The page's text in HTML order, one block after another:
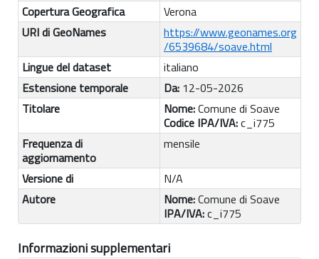
Copertura Geografica
Verona
URI di GeoNames
https://www.geonames.org
/6539684/soave.html
Lingue del dataset
italiano
Estensione temporale
Da: 12-05-2026
Titolare
Nome:Comune di Soave
Codice IPA/IVA:c_i775
Frequenza di
aggiornamento
mensile
Versione di
N/A
Autore
Nome:Comune di Soave
IPA/IVA:c_i775
Informazioni supplementari